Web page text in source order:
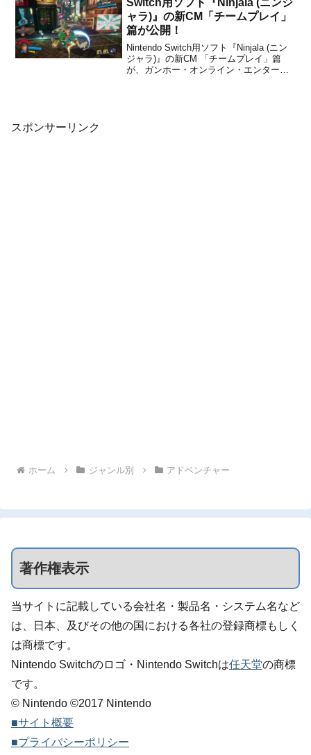
稼働が制限され、世界的に混...
Switch用ソフト『Ninjala (ニンジ
ャラ)』の新CM「チームプレイ」
篇が公開！
Nintendo Switch用ソフト『Ninjala (ニン
ジャラ)』の新CM 「チームプレイ」篇
が、ガンホー・オンライン・エンターテ
スポンサーリンク
ホーム ジャンル別 アドベンチャー
著作権表示
当サイトに記載している会社名・製品名・システム名など
は、日本、及びその他の国における各社の登録商標もしく
は商標です。
Nintendo Switchのロゴ・Nintendo Switchは任天堂の商標
です。
© Nintendo ©2017 Nintendo
■サイト概要
■プライバシーポリシー